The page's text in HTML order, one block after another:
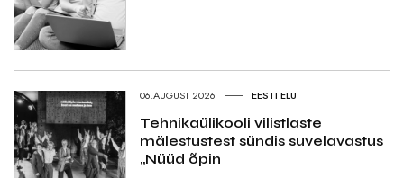
06.AUGUST 2026 EESTI ELU
Tehnikaülikooli vilistlaste
mälestustest sündis suvelavastus
„Nüüd õpin